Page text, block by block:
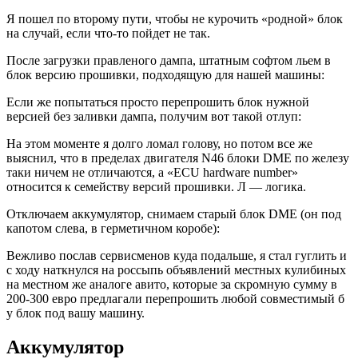
Я пошел по второму пути, чтобы не курочить «родной» блок
на случай, если что-то пойдет не так.
После загрузки правленого дампа, штатным софтом льем в
блок версию прошивки, подходящую для нашей машины:
Если же попытаться просто перепрошить блок нужной
версией без заливки дампа, получим вот такой отлуп:
На этом моменте я долго ломал голову, но потом все же
выяснил, что в пределах двигателя N46 блоки DME по железу
таки ничем не отличаются, а «ECU hardware number»
относится к семейству версий прошивки. Л — логика.
Отключаем аккумулятор, снимаем старый блок DME (он под
капотом слева, в герметичном коробе):
Вежливо послав сервисменов куда подальше, я стал гуглить и
с ходу наткнулся на россыпь объявлений местных кулибиных
на местном же аналоге авито, которые за скромную сумму в
200-300 евро предлагали перепрошить любой совместимый б
у блок под вашу машину.
Аккумулятор